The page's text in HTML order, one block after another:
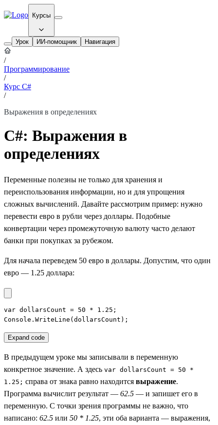
Курсы
Урок ИИ-помощник Навигация
/
Программирование
/
Курс C#
/
Выражения в определениях
C#: Выражения в
определениях
Переменные полезны не только для хранения и
переиспользования информации, но и для упрощения
сложных вычислений. Давайте рассмотрим пример: нужно
перевести евро в рубли через доллары. Подобные
конвертации через промежуточную валюту часто делают
банки при покупках за рубежом.
Для начала переведем 50 евро в доллары. Допустим, что один
евро — 1.25 доллара:
var dollarsCount = 50 * 1.25;
Console.WriteLine(dollarsCount);
Expand code
В предыдущем уроке мы записывали в переменную
конкретное значение. А здесь var dollarsCount = 50 *
1.25; справа от знака равно находится выражение.
Программа вычислит результат — 62.5 — и запишет его в
переменную. С точки зрения программы не важно, что
написано: 62.5 или 50 * 1.25, эти оба варианта — выражения,